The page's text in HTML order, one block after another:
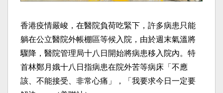
香港疫情嚴峻，在醫院負荷吃緊下，許多病患只能
躺在公立醫院外帳棚區等候入院，由於週末氣溫將
驟降，醫院管理局十八日開始將病患移入院內。特
首林鄭月娥十八日指病患在院外苦等病床「不應
該、不能接受、非常心痛」，「我要求今日一定要